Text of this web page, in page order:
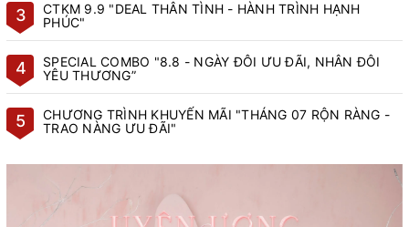
3
CTKM 9.9 "DEAL THÂN TÌNH - HÀNH TRÌNH HẠNH
PHÚC"
4
SPECIAL COMBO "8.8 - NGÀY ĐÔI ƯU ĐÃI, NHÂN ĐÔI
YÊU THƯƠNG”
5
CHƯƠNG TRÌNH KHUYẾN MÃI "THÁNG 07 RỘN RÀNG -
TRAO NÀNG ƯU ĐÃI"